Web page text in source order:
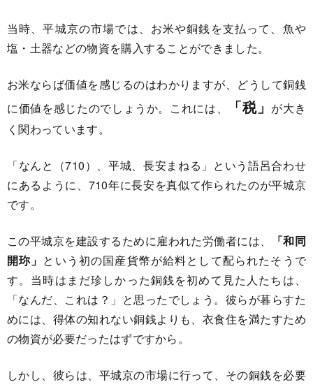
当時、平城京の市場では、お米や銅銭を支払って、魚や
塩・土器などの物資を購入することができました。
お米ならば価値を感じるのはわかりますが、どうして銅銭
に価値を感じたのでしょうか。これには、
「税」 が大き
く関わっています。
「なんと（710）、平城、長安まねる」という語呂合わせ
にあるように、710年に長安を真似て作られたのが平城京
です。
この平城京を建設するために雇われた労働者には、
「和同
開珎」 という初の国産貨幣が給料として配られたそうで
す。当時はまだ珍しかった銅銭を初めて見た人たちは、
「なんだ、これは？」と思ったでしょう。彼らが暮らすた
めには、得体の知れない銅銭よりも、衣食住を満たすため
の物資が必要だったはずですから。
しかし、彼らは、平城京の市場に行って、その銅銭を必要